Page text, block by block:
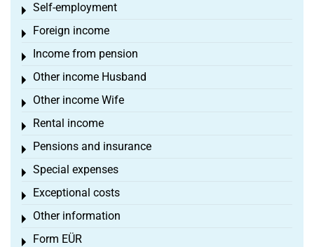
Self-employment
Toggle menu
Foreign income
Toggle menu
Income from pension
Toggle menu
Other income Husband
Toggle menu
Other income Wife
Toggle menu
Rental income
Toggle menu
Pensions and insurance
Toggle menu
Special expenses
Toggle menu
Exceptional costs
Toggle menu
Other information
Toggle menu
Form EÜR
Toggle menu